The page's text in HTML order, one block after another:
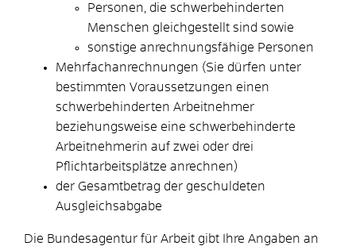
Personen, die schwerbehinderten
Menschen gleichgestellt sind sowie
sonstige anrechnungsfähige Personen
Mehrfachanrechnungen (Sie dürfen unter
bestimmten Voraussetzungen einen
schwerbehinderten Arbeitnehmer
beziehungsweise eine schwerbehinderte
Arbeitnehmerin auf zwei oder drei
Pflichtarbeitsplätze anrechnen)
der Gesamtbetrag der geschuldeten
Ausgleichsabgabe
Die Bundesagentur für Arbeit gibt Ihre Angaben an